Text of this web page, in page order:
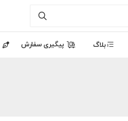
بلاگ پیگیری سفارش